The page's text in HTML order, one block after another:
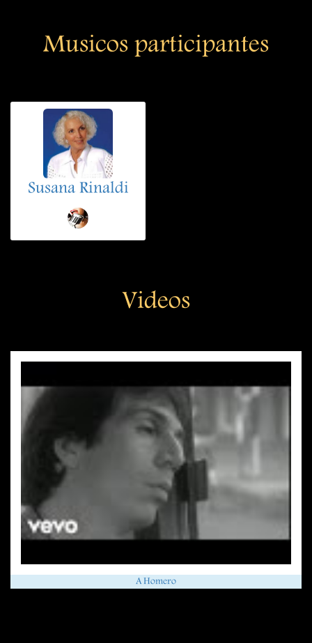
Musicos participantes
Susana Rinaldi
Videos
A Homero